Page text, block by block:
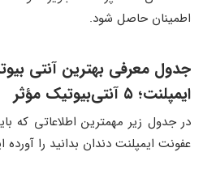
اطمینان حاصل شود.
جدول معرفی بهترین آنتی
ایمپلنت؛ ۵ آنتی‌بیوتیک مؤثر
در جدول زیر مهمترین اطلاعاتی که
عفونت ایمپلنت دندان بدانید را آورده